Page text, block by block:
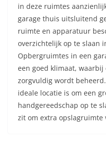
in deze ruimtes
garage thuis uitsluitend
ruimte en apparatuur
overzichtelijk op te slaan
Opbergruimtes in een
een goed klimaat,
zorgvuldig wordt
ideale locatie is om een
handgereedschap op te
zit om extra opslagruimte